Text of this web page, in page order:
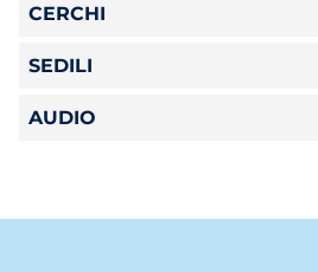
CERCHI
SEDILI
AUDIO